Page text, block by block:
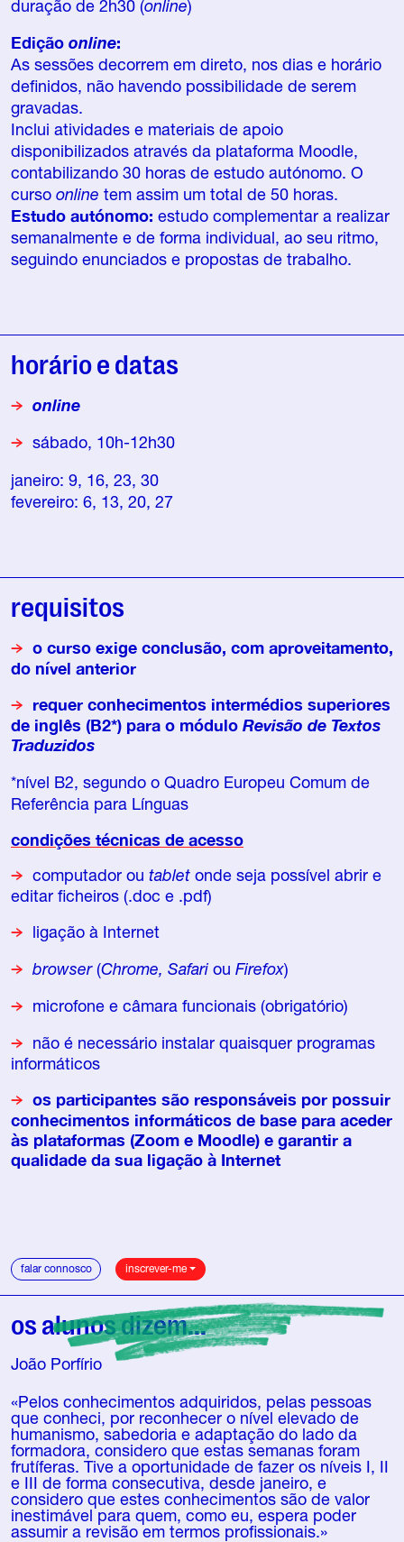
duração de 2h30 (online)
Edição online:
As sessões decorrem em direto, nos dias e horário
definidos, não havendo possibilidade de serem
gravadas.
Inclui atividades e materiais de apoio
disponibilizados através da plataforma Moodle,
contabilizando 30 horas de estudo autónomo. O
curso online tem assim um total de 50 horas.
Estudo autónomo: estudo complementar a realizar
semanalmente e de forma individual, ao seu ritmo,
seguindo enunciados e propostas de trabalho.
horário e datas
online
sábado, 10h-12h30
janeiro: 9, 16, 23, 30
fevereiro: 6, 13, 20, 27
requisitos
o curso exige conclusão, com aproveitamento,
do nível anterior
requer conhecimentos intermédios superiores
de inglês (B2*) para o módulo Revisão de Textos
Traduzidos
*nível B2, segundo o Quadro Europeu Comum de
Referência para Línguas
condições técnicas de acesso
computador ou tablet onde seja possível abrir e
editar ficheiros (.doc e .pdf)
ligação à Internet
browser(Chrome, Safari ou Firefox)
microfone e câmara funcionais (obrigatório)
não é necessário instalar quaisquer programas
informáticos
os participantes são responsáveis por possuir
conhecimentos informáticos de base para aceder
às plataformas (Zoom e Moodle) e garantir a
qualidade da sua ligação à Internet
falar connosco inscrever-me
os alunos dizem...
João Porfírio
«Pelos conhecimentos adquiridos, pelas pessoas
que conheci, por reconhecer o nível elevado de
humanismo, sabedoria e adaptação do lado da
formadora, considero que estas semanas foram
frutíferas. Tive a oportunidade de fazer os níveis I, II
e III de forma consecutiva, desde janeiro, e
considero que estes conhecimentos são de valor
inestimável para quem, como eu, espera poder
assumir a revisão em termos profissionais.»